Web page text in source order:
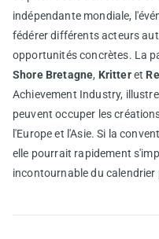
indépendante mondiale,
fédérer différents acteurs
opportunités concrètes. La
Shore Bretagne, Kritteret
Achievement Industry,
peuvent occuper les
l'Europe et l'Asie. Si la
elle pourrait rapidement
incontournable du